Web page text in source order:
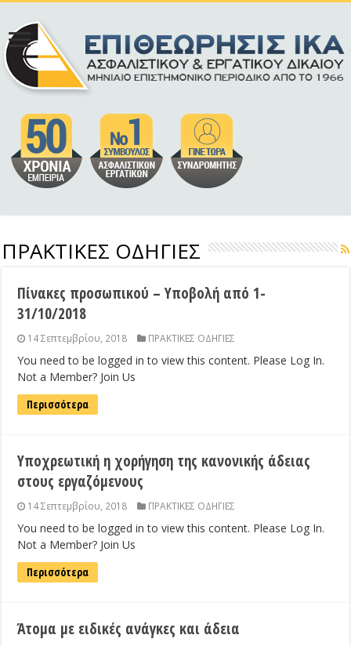
ΠΡΑΚΤΙΚΕΣ ΟΔΗΓΙΕΣ
Πίνακες προσωπικού – Υποβολή από 1-
31/10/2018
14 Σεπτεμβρίου, 2018 ΠΡΑΚΤΙΚΕΣ ΟΔΗΓΙΕΣ
You need to be logged in to view this content. Please Log In.
Not a Member? Join Us
Περισσότερα
Υποχρεωτική η χορήγηση της κανονικής άδειας
στους εργαζόμενους
14 Σεπτεμβρίου, 2018 ΠΡΑΚΤΙΚΕΣ ΟΔΗΓΙΕΣ
You need to be logged in to view this content. Please Log In.
Not a Member? Join Us
Περισσότερα
Άτομα με ειδικές ανάγκες και άδεια